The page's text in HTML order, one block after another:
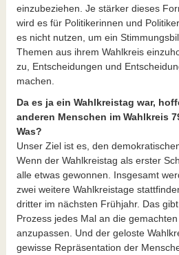
einzubeziehen. Je stärker dieses
wird es für Politikerinnen und
es nicht nutzen, um ein
Themen aus ihrem Wahlkreis
zu, Entscheidungen und
machen.
Da es ja ein Wahlkreistag war,
anderen Menschen im Wahlkreis
Was?
Unser Ziel ist es, den
Wenn der Wahlkreistag als erster
alle etwas gewonnen. Insgesamt
zwei weitere Wahlkreistage
dritter im nächsten Frühjahr. Das
Prozess jedes Mal an die
anzupassen. Und der geloste
gewisse Repräsentation der